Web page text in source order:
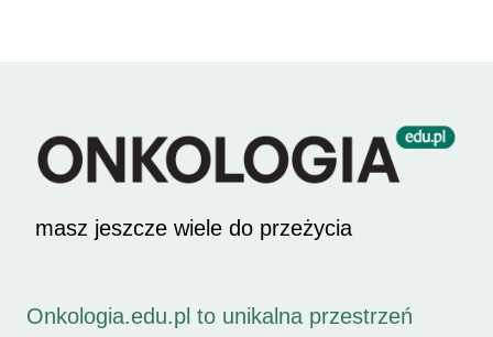
masz jeszcze wiele do przeżycia
Onkologia.edu.pl to unikalna przestrzeń